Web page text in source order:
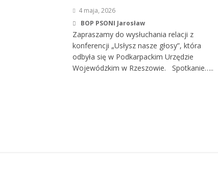
4 maja, 2026
BOP PSONI Jarosław
Zapraszamy do wysłuchania relacji z
konferencji „Usłysz nasze głosy”, która
odbyła się w Podkarpackim Urzędzie
Wojewódzkim w Rzeszowie. Spotkanie…..